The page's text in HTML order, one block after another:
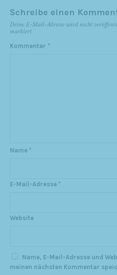
Schreibe einen
Deine E-Mail-Adresse wird nicht
markiert
Kommentar *
Name *
E-Mail-Adresse *
Website
Name, E-Mail-Adresse und
meinen nächsten Kommentar